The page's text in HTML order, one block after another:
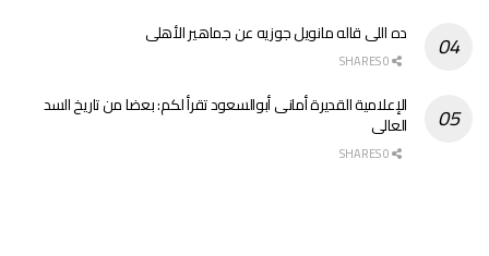
ده اللى قاله مانويل جوزيه عن جماهير الأهلى
الإعلامية القديرة أمانى أبوالسعود تقرأ لكم: بعضا من تاريخ السد
العالى